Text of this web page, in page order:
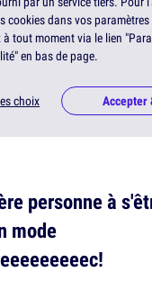
cookies dans vos
tout moment via le lien
en bas de page.
choix Accepter
personne à
mode